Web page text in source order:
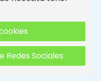
Redes Sociales